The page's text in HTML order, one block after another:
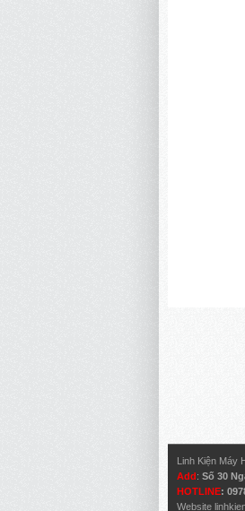
Linh Kiện Máy
Add: Số 30
HOTLINE:
Website